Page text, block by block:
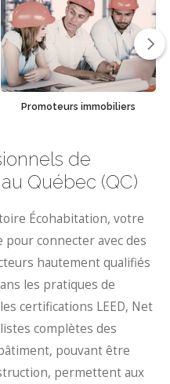
Promoteurs immobiliers
de
Québec (QC)
Écohabitation, votre
pour connecter avec des
hautement qualifiés
les pratiques de
certifications LEED, Net
complètes des
pouvant être
permettent aux